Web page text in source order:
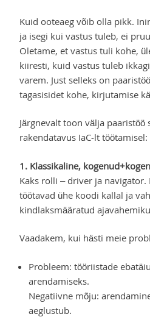
Kuid ooteaeg võib olla pikk.
ja isegi kui vastus tuleb, ei
Oletame, et vastus tuli kohe,
kiiresti, kuid vastus tuleb
varem. Just selleks on
tagasisidet kohe, kirjutamise
Järgnevalt toon välja paaristöö
rakendatavus IaC-lt töötamisel:
1. Klassikaline,
Kaks rolli – driver ja navigator.
töötavad ühe koodi kallal ja
kindlaksmääratud
Vaadakem, kui hästi meie
Probleem: tööriistade
arendamiseks.
Negatiivne mõju:
aeglustub.